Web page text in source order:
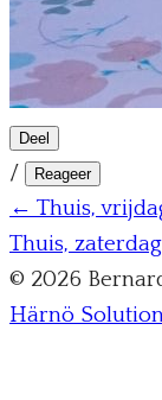
Deel
/ Reageer
← Thuis,
Thuis,
© 2026
Härnö